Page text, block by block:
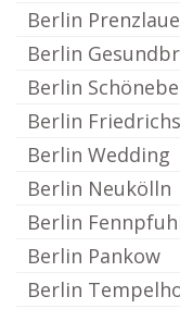
Berlin
Berlin
Berlin
Berlin
Berlin Wedding
Berlin Neukölln
Berlin
Berlin Pankow
Berlin